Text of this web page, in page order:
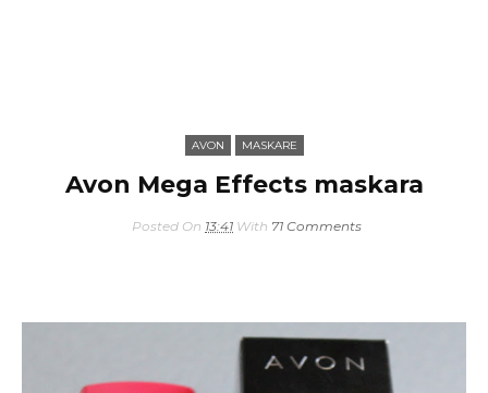
AVON MASKARE
Avon Mega Effects maskara
Posted On 13:41 With 71 Comments